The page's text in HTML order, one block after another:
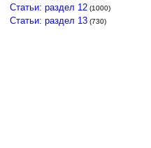
Статьи: раздел 12 (1000)
Статьи: раздел 13 (730)